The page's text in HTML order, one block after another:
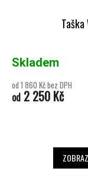
Skladem
od 1 860 Kč bez DPH
od 2 250 Kč